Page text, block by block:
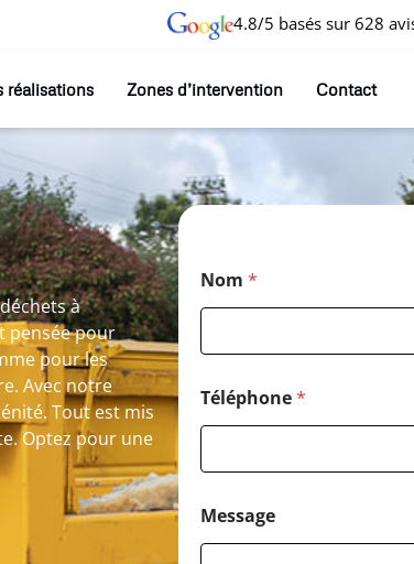
4.8/5 basés sur 628
réalisations Zones d’intervention Contact
à
pensée pour
pour les
Avec notre
Tout est mis
Optez pour une
Nom *
Téléphone*
Message